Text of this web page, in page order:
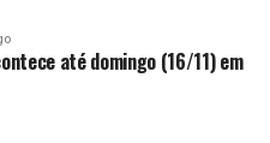
até domingo (16/11) em